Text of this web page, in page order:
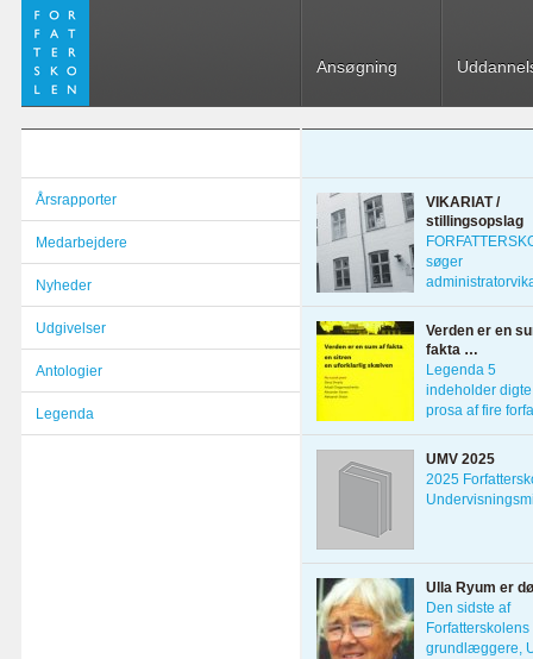
Ansøgning
Årsrapporter
Medarbejdere
Nyheder
Udgivelser
Antologier
Legenda
VIKARIAT /
stillingsopslag
søger
1. marts 2022
Verden er en
fakta …
Legenda 5
indeholder
prosa af fire
fra Skt.
UMV 2025
2025
Ulla Ryum er
Den sidste af
Forfatterskolens
grundlæggere,